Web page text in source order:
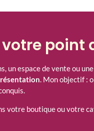
point
un espace de vente ou
. Mon objectif :
votre boutique ou votre